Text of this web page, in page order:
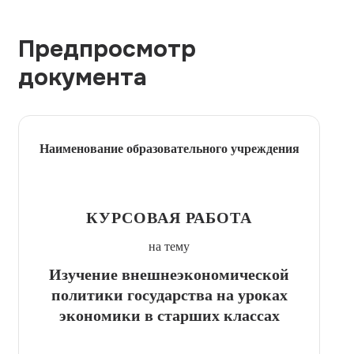
Предпросмотр
документа
Наименование образовательного учреждения
КУРСОВАЯ РАБОТА
на тему
Изучение внешнеэкономической
политики государства на уроках
экономики в старших классах